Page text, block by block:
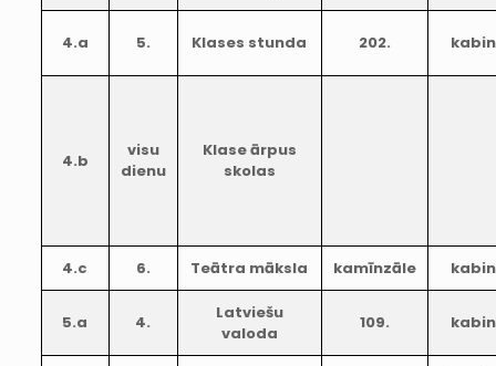
4.a 5. Klases stunda 202.
4.b
visu
dienu
Klase ārpus
skolas
4.c 6. Teātra māksla kamīnzāle
5.a 4.
Latviešu
valoda
109.